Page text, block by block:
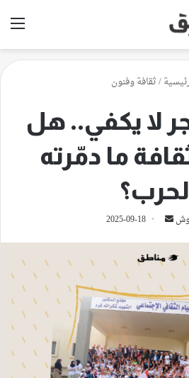
/ثقافة وفنون
لا يكفي.. هل
ما دمّرته
أرسل
إلكترونيا
2025-09-18